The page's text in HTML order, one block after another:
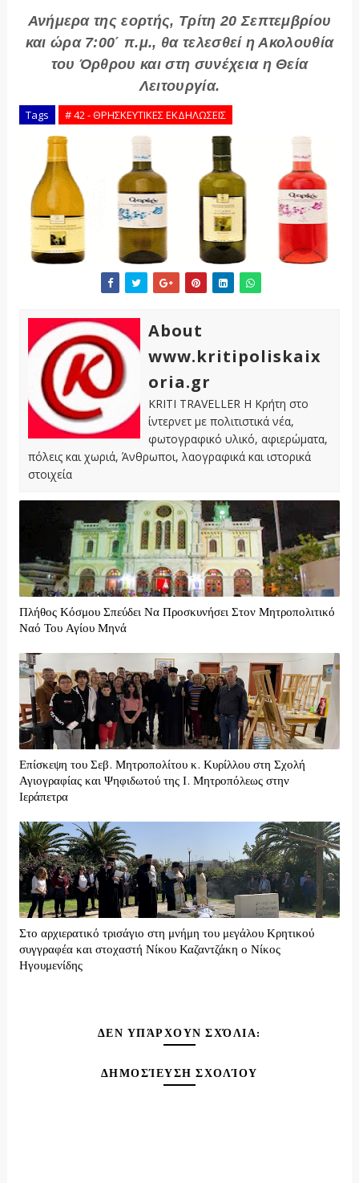
Ανήμερα της εορτής, Τρίτη 20 Σεπτεμβρίου
και ώρα 7:00΄ π.μ., θα τελεσθεί η Ακολουθία
του Όρθρου και στη συνέχεια η Θεία
Λειτουργία.
Tags # 42 - ΘΡΗΣΚΕΥΤΙΚΕΣ ΕΚΔΗΛΩΣΕΙΣ
About
www.kritipoliskaix
oria.gr
KRITI TRAVELLER Η Κρήτη στο
ίντερνετ με πολιτιστικά νέα,
φωτογραφικό υλικό, αφιερώματα,
πόλεις και χωριά, Άνθρωποι, λαογραφικά και ιστορικά
στοιχεία
Πλήθος Κόσμου Σπεύδει Να Προσκυνήσει Στον Μητροπολιτικό
Ναό Του Αγίου Μηνά
Επίσκεψη του Σεβ. Μητροπολίτου κ. Κυρίλλου στη Σχολή
Αγιογραφίας και Ψηφιδωτού της Ι. Μητροπόλεως στην
Ιεράπετρα
Στο αρχιερατικό τρισάγιο στη μνήμη του μεγάλου Κρητικού
συγγραφέα και στοχαστή Νίκου Καζαντζάκη ο Νίκος
Ηγουμενίδης
ΔΕΝ ΥΠΆΡΧΟΥΝ ΣΧΌΛΙΑ:
ΔΗΜΟΣΊΕΥΣΗ ΣΧΟΛΊΟΥ